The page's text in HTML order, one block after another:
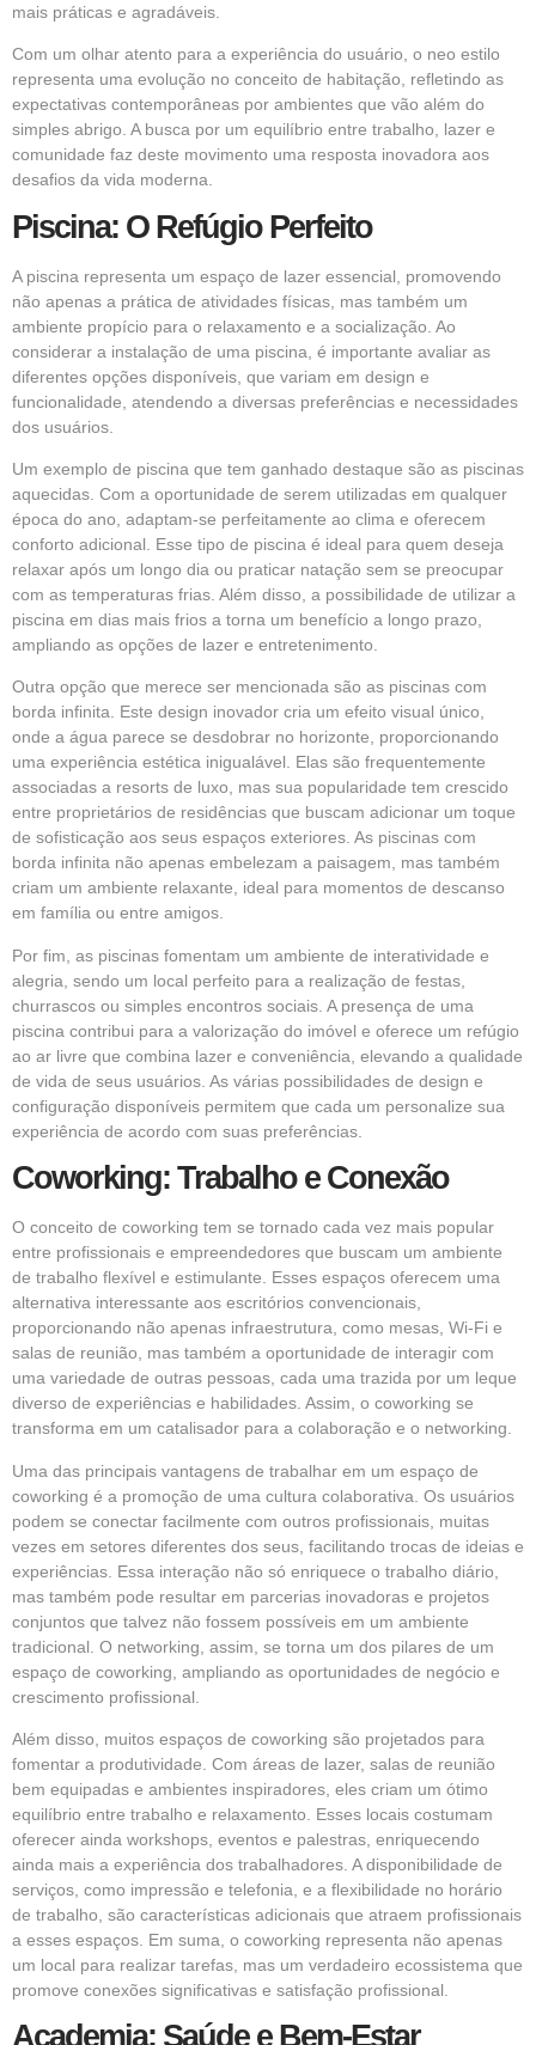
mais práticas e agradáveis.
Com um olhar atento para a experiência do usuário, o neo estilo
representa uma evolução no conceito de habitação, refletindo as
expectativas contemporâneas por ambientes que vão além do
simples abrigo. A busca por um equilíbrio entre trabalho, lazer e
comunidade faz deste movimento uma resposta inovadora aos
desafios da vida moderna.
Piscina: O Refúgio Perfeito
A piscina representa um espaço de lazer essencial, promovendo
não apenas a prática de atividades físicas, mas também um
ambiente propício para o relaxamento e a socialização. Ao
considerar a instalação de uma piscina, é importante avaliar as
diferentes opções disponíveis, que variam em design e
funcionalidade, atendendo a diversas preferências e necessidades
dos usuários.
Um exemplo de piscina que tem ganhado destaque são as piscinas
aquecidas. Com a oportunidade de serem utilizadas em qualquer
época do ano, adaptam-se perfeitamente ao clima e oferecem
conforto adicional. Esse tipo de piscina é ideal para quem deseja
relaxar após um longo dia ou praticar natação sem se preocupar
com as temperaturas frias. Além disso, a possibilidade de utilizar a
piscina em dias mais frios a torna um benefício a longo prazo,
ampliando as opções de lazer e entretenimento.
Outra opção que merece ser mencionada são as piscinas com
borda infinita. Este design inovador cria um efeito visual único,
onde a água parece se desdobrar no horizonte, proporcionando
uma experiência estética inigualável. Elas são frequentemente
associadas a resorts de luxo, mas sua popularidade tem crescido
entre proprietários de residências que buscam adicionar um toque
de sofisticação aos seus espaços exteriores. As piscinas com
borda infinita não apenas embelezam a paisagem, mas também
criam um ambiente relaxante, ideal para momentos de descanso
em família ou entre amigos.
Por fim, as piscinas fomentam um ambiente de interatividade e
alegria, sendo um local perfeito para a realização de festas,
churrascos ou simples encontros sociais. A presença de uma
piscina contribui para a valorização do imóvel e oferece um refúgio
ao ar livre que combina lazer e conveniência, elevando a qualidade
de vida de seus usuários. As várias possibilidades de design e
configuração disponíveis permitem que cada um personalize sua
experiência de acordo com suas preferências.
Coworking: Trabalho e Conexão
O conceito de coworking tem se tornado cada vez mais popular
entre profissionais e empreendedores que buscam um ambiente
de trabalho flexível e estimulante. Esses espaços oferecem uma
alternativa interessante aos escritórios convencionais,
proporcionando não apenas infraestrutura, como mesas, Wi-Fi e
salas de reunião, mas também a oportunidade de interagir com
uma variedade de outras pessoas, cada uma trazida por um leque
diverso de experiências e habilidades. Assim, o coworking se
transforma em um catalisador para a colaboração e o networking.
Uma das principais vantagens de trabalhar em um espaço de
coworking é a promoção de uma cultura colaborativa. Os usuários
podem se conectar facilmente com outros profissionais, muitas
vezes em setores diferentes dos seus, facilitando trocas de ideias e
experiências. Essa interação não só enriquece o trabalho diário,
mas também pode resultar em parcerias inovadoras e projetos
conjuntos que talvez não fossem possíveis em um ambiente
tradicional. O networking, assim, se torna um dos pilares de um
espaço de coworking, ampliando as oportunidades de negócio e
crescimento profissional.
Além disso, muitos espaços de coworking são projetados para
fomentar a produtividade. Com áreas de lazer, salas de reunião
bem equipadas e ambientes inspiradores, eles criam um ótimo
equilíbrio entre trabalho e relaxamento. Esses locais costumam
oferecer ainda workshops, eventos e palestras, enriquecendo
ainda mais a experiência dos trabalhadores. A disponibilidade de
serviços, como impressão e telefonia, e a flexibilidade no horário
de trabalho, são características adicionais que atraem profissionais
a esses espaços. Em suma, o coworking representa não apenas
um local para realizar tarefas, mas um verdadeiro ecossistema que
promove conexões significativas e satisfação profissional.
Academia: Saúde e Bem-Estar